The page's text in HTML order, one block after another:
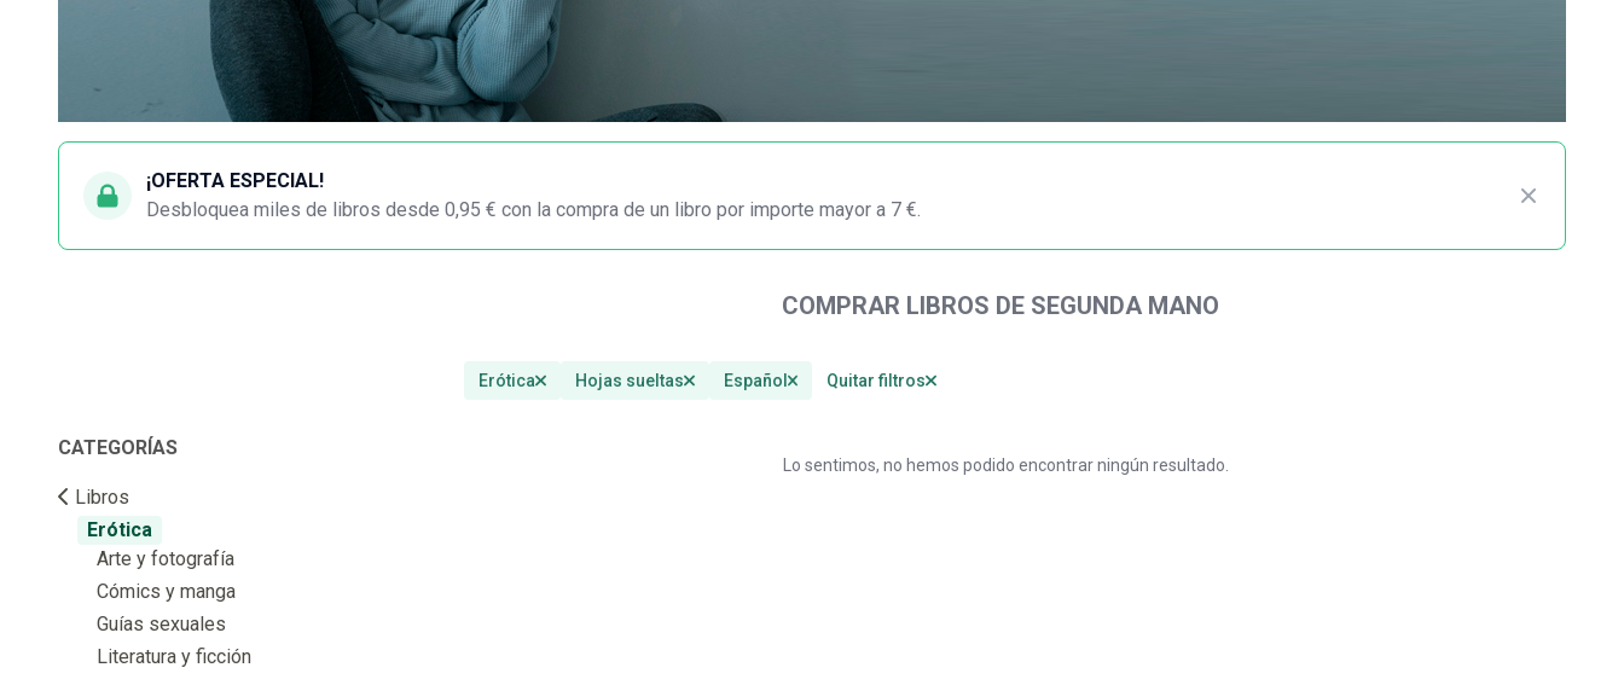
¡OFERTA ESPECIAL!
Desbloquea miles de libros desde 0,95 € con la compra de un libro por importe mayor a 7 €.
COMPRAR LIBROS DE SEGUNDA MANO
Erótica Hojas sueltas Español Quitar filtros
CATEGORÍAS
Libros
Erótica
Arte y fotografía
Cómics y manga
Guías sexuales
Literatura y ficción
Lo sentimos, no hemos podido encontrar ningún resultado.